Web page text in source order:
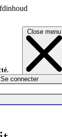
Close menu
Se connecter